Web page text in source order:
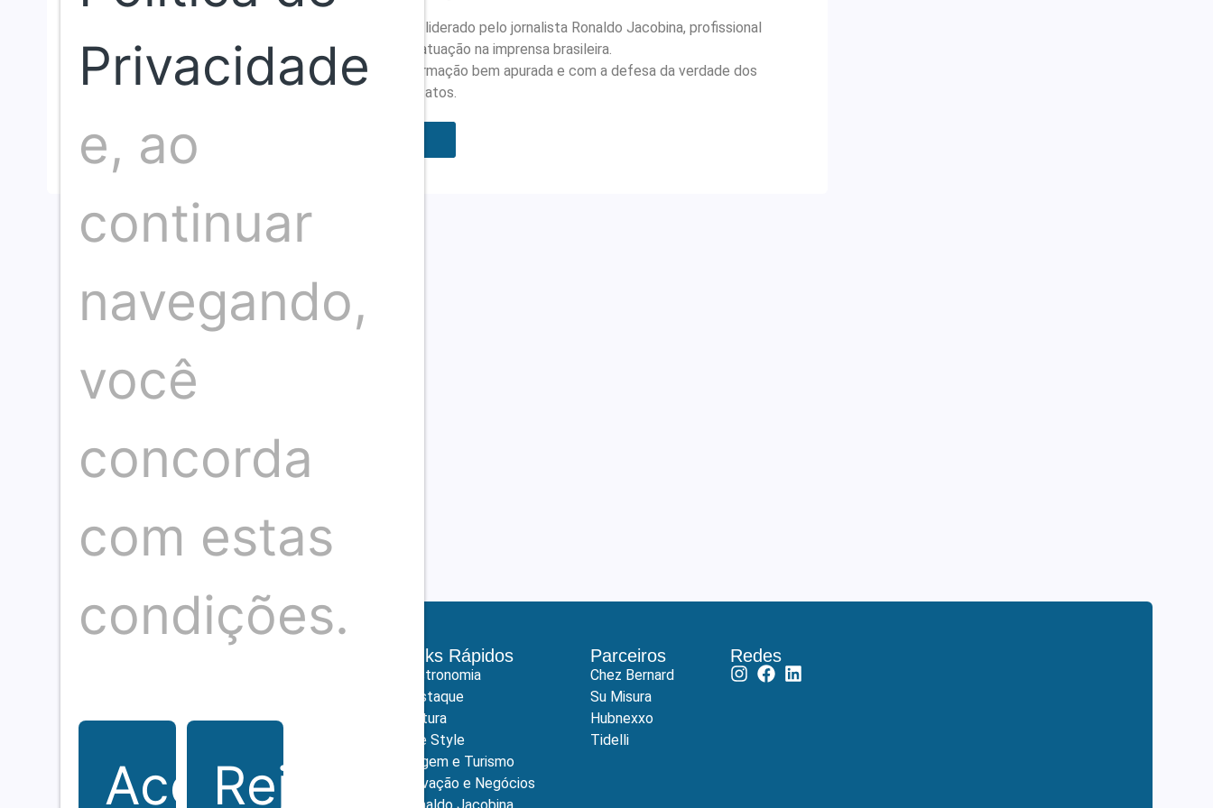
Somos um time de profissionais de comunicação liderado pelo jornalista Ronaldo Jacobina, profissional
com mais de 30 anos de atuação na imprensa brasileira.
Neste espaço nosso compromisso é com a informação bem apurada e com a defesa da verdade dos
fatos.
Links Rápidos
Gastronomia
Destaque
Cultura
Life Style
Viagem e Turismo
Inovação e Negócios
Parceiros
Chez Bernard
Su Misura
Hubnexxo
Tidelli
Redes
Privacidade
e, ao
continuar
navegando,
você
concorda
com estas
condições.
AceitarRejeitar